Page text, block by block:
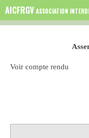
Passer
au
AICFRGV ASSOCIATION
Voir compte rendu